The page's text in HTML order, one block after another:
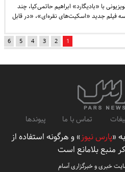
با «بادیگارد» ابراهیم حاتمی‌کیا، چند
سه فیلم جدید «اسکیت‌های نقره‌ای»، «در قابل
1
2
3
4
5
6
تماس با ما پیوندها
«پارس نیوز» و هرگونه استفاده از
منبع بلامانع است
خبری و خبرگزاری آسام